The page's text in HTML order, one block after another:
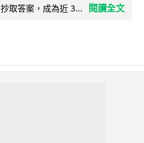
取答案，成為近 3... 閱讀全文